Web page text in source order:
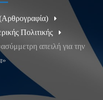
Πολιτικής
απειλή για την